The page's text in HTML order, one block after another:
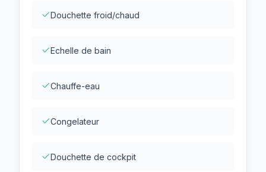
Douchette froid/chaud
Echelle de bain
Chauffe-eau
Congelateur
Douchette de cockpit